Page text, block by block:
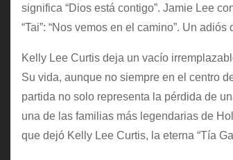
significa “Dios está contigo”. Jamie Lee
“Tai”: “Nos vemos en el camino”. Un
Kelly Lee Curtis deja un vacío
Su vida, aunque no siempre en el centro
partida no solo representa la pérdida de
una de las familias más legendarias de
que dejó Kelly Lee Curtis, la eterna “Tía